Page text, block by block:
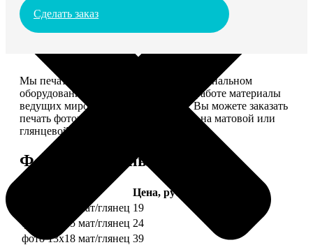
Сделать заказ
Мы печатаем фотографии на профессиональном
оборудовании Noritsu, используем в работе материалы
ведущих мировых производителей. Вы можете заказать
печать фотографий разных форматов на матовой или
глянцевой фотобумаге.
Форматы и цены
Цена, руб.
фото 10х10 мат/глянец 19
фото 10х15 мат/глянец 24
фото 13х18 мат/глянец 39